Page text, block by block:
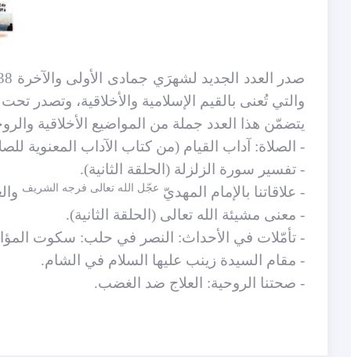
صدر العدد الجديد لشهرَي جمادى الأولى والآخرة 1438، من المجلة الالكترونية باللغة الفرنسية «
والتيتُعنى بالقيم الإسلامية والأخلاقية،
يتضمّن هذا العدد جملة من المواضيع الأخلاقية
- الصلاة: آداب القيام (من كتاب الآداب المعنوية
- تفسير سورة الزلزلة (الحلقة الثانية).
- علاقاتنا بالإمام المهديّ عجّل الله تعالى فرجه الشريف
- معنى مشيئة الله تعالى (الحلقة الثانية).
- تأمّلات في الأحداث: النصر في حلب: سكوت
- مقام السيدة زينب عليها السلام في الشام.
- صحتنا الروحية: العلاج ضد الغضب.